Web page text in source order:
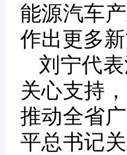
能源汽车
作出更多
刘宁代
关心支持
推动全省
平总书记